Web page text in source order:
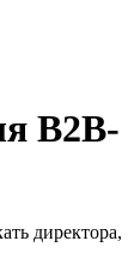
B2B-
директора,